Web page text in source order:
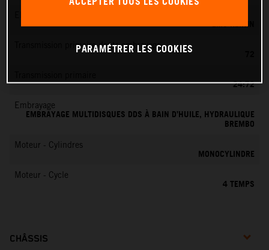
EMS KEIHIN
Transmission primaire dents embrayage
24:72
Embrayage
EMBRAYAGE MULTIDISQUES DDS À BAIN D’HUILE, HYDRAULIQUE
BREMBO
Moteur - Cylindres
MONOCYLINDRE
Moteur - Cycle
4 TEMPS
CHÂSSIS
PARAMÉTRER LES COOKIES